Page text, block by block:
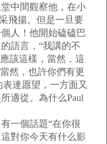
中間觀察他，在小
飛揚。但是一旦要
人！他開始磕磕巴
語言，“我講的不
該這樣，當然，這
然，也許你們有更
達愿望，一方面又
適從。為什么Paul
一個話題“在你很
對你今天有什么影